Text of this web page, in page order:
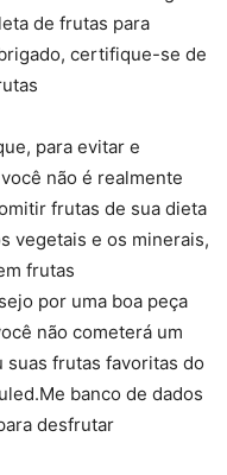
de frutas para
certifique-se de
para evitar e
não é realmente
frutas de sua dieta
vegetais e os minerais,
frutas
por uma boa peça
não cometerá um
frutas favoritas do
banco de dados
desfrutar